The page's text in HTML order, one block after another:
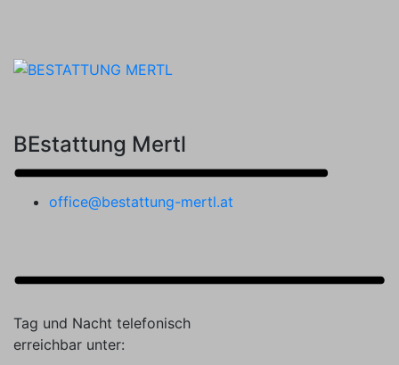
BEstattung Mertl
office@bestattung-mertl.at
Tag und Nacht telefonisch
erreichbar unter: